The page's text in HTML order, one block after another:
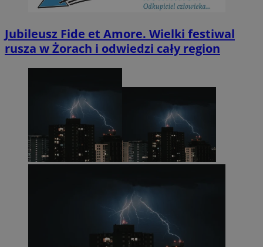
Jubileusz Fide et Amore. Wielki festiwal
rusza w Żorach i odwiedzi cały region